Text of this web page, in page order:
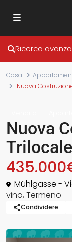
Ricerca
Casa
Nuova
Nuova
Mühlgasse -
vino,Termeno
Condividere